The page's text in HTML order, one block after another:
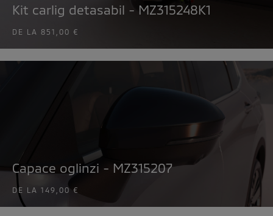
Kit carlig detasabil - MZ315248K1
DE LA 851,00 €
Capace oglinzi - MZ315207
DE LA 149,00 €